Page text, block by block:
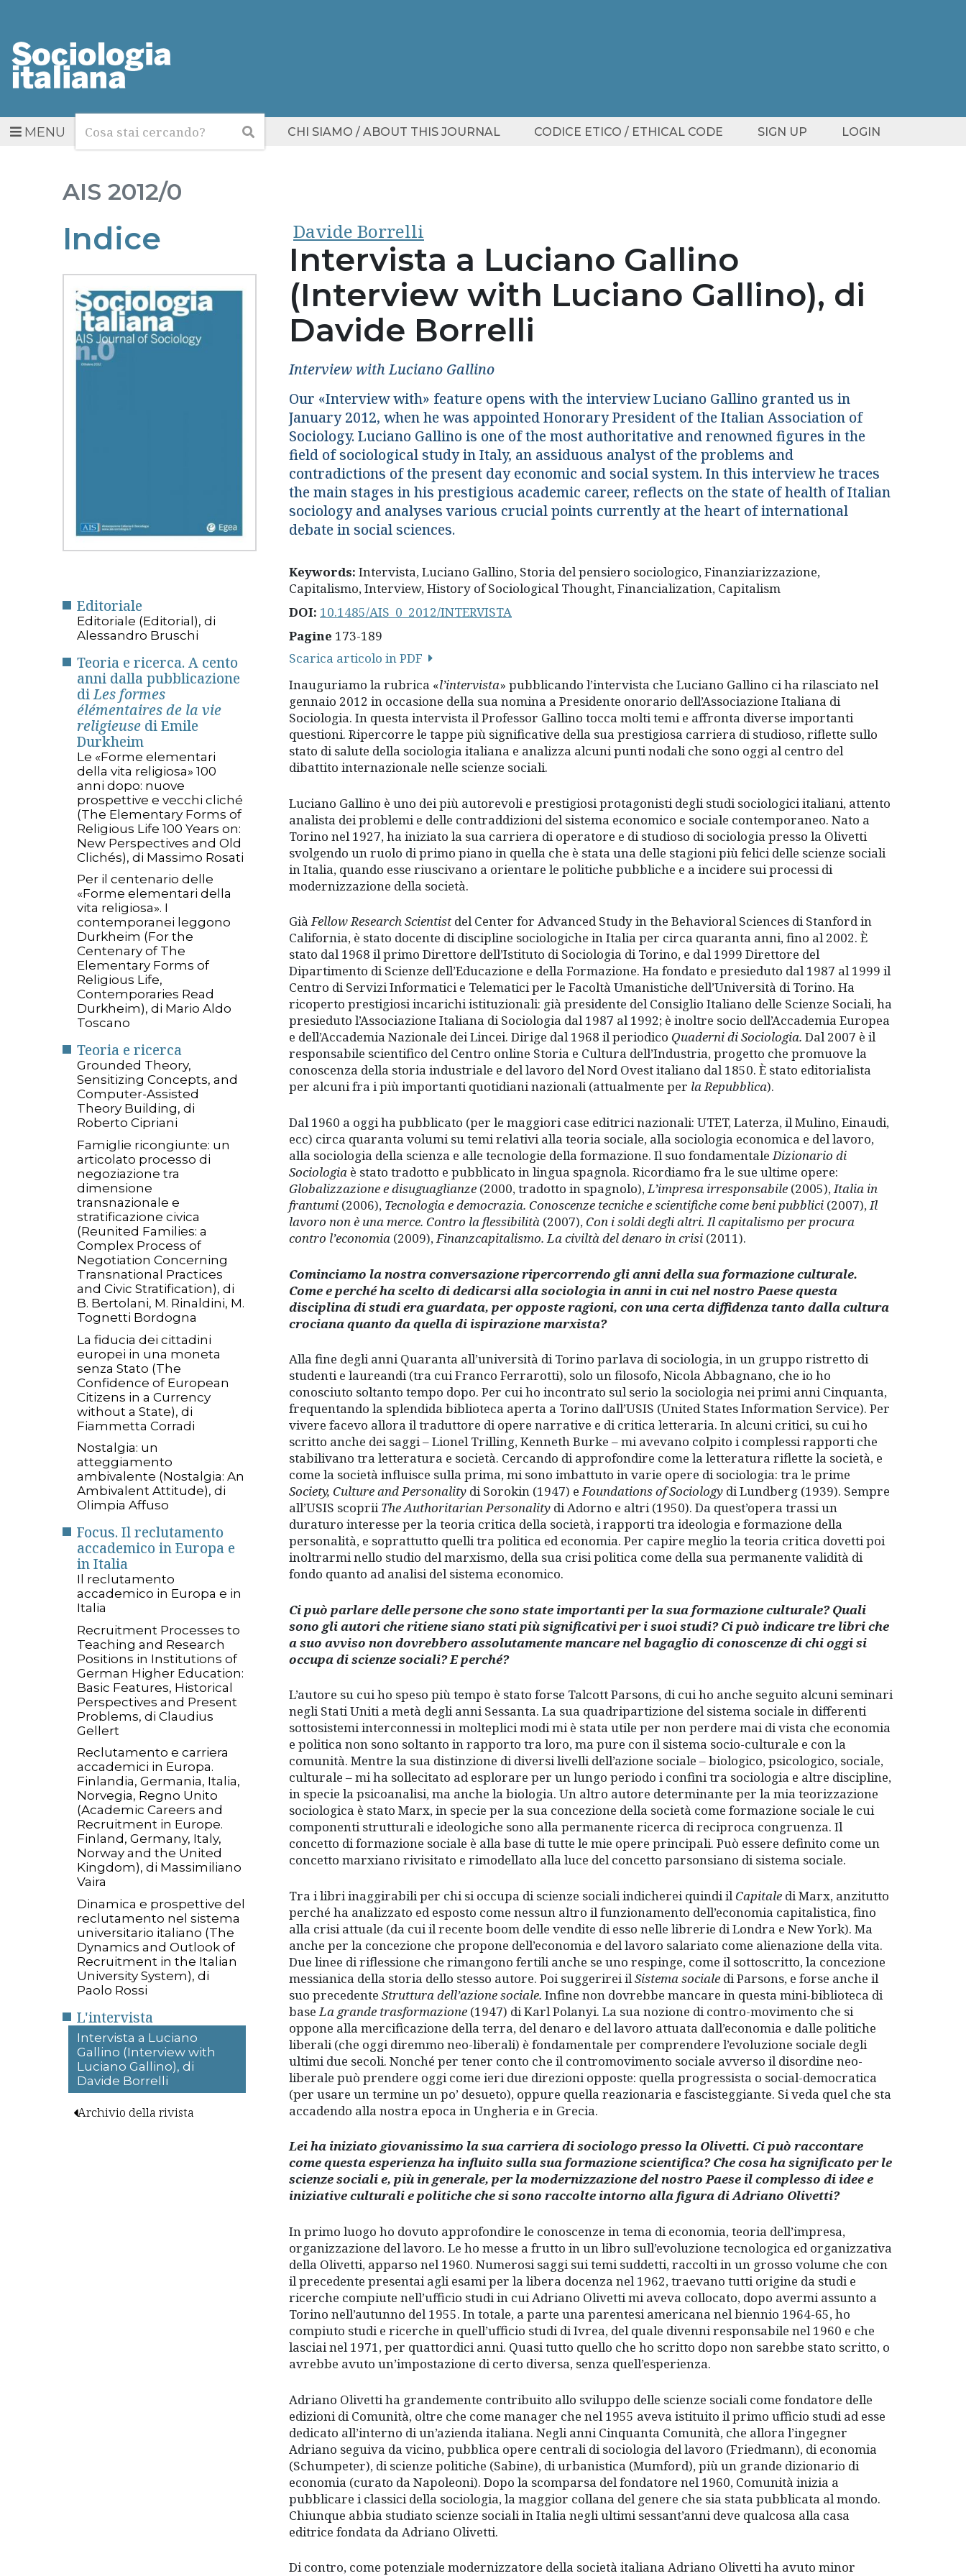
MENUCerca Cerca CHI SIAMO / ABOUT THIS JOURNAL CODICE ETICO / ETHICAL CODE SIGN UP LOGIN
AIS 2012/0
Indice
Editoriale
Editoriale (Editorial), di
Alessandro Bruschi
Teoria e ricerca. A cento
anni dalla pubblicazione
diLes formes
élémentaires de la vie
religieuse di Emile
Durkheim
Le «Forme elementari
della vita religiosa» 100
anni dopo: nuove
prospettive e vecchi cliché
(The Elementary Forms of
Religious Life 100 Years on:
New Perspectives and Old
Clichés), di Massimo Rosati
Per il centenario delle
«Forme elementari della
vita religiosa». I
contemporanei leggono
Durkheim (For the
Centenary of The
Elementary Forms of
Religious Life,
Contemporaries Read
Durkheim), di Mario Aldo
Toscano
Teoria e ricerca
Grounded Theory,
Sensitizing Concepts, and
Computer-Assisted
Theory Building, di
Roberto Cipriani
Famiglie ricongiunte: un
articolato processo di
negoziazione tra
dimensione
transnazionale e
stratificazione civica
(Reunited Families: a
Complex Process of
Negotiation Concerning
Transnational Practices
and Civic Stratification), di
B. Bertolani, M. Rinaldini, M.
Tognetti Bordogna
La fiducia dei cittadini
europei in una moneta
senza Stato (The
Confidence of European
Citizens in a Currency
without a State), di
Fiammetta Corradi
Nostalgia: un
atteggiamento
ambivalente (Nostalgia: An
Ambivalent Attitude), di
Olimpia Affuso
Focus. Il reclutamento
accademico in Europa e
in Italia
Il reclutamento
accademico in Europa e in
Italia
Recruitment Processes to
Teaching and Research
Positions in Institutions of
German Higher Education:
Basic Features, Historical
Perspectives and Present
Problems, di Claudius
Gellert
Reclutamento e carriera
accademici in Europa.
Finlandia, Germania, Italia,
Norvegia, Regno Unito
(Academic Careers and
Recruitment in Europe.
Finland, Germany, Italy,
Norway and the United
Kingdom), di Massimiliano
Vaira
Dinamica e prospettive del
reclutamento nel sistema
universitario italiano (The
Dynamics and Outlook of
Recruitment in the Italian
University System), di
Paolo Rossi
L'intervista
Intervista a Luciano
Gallino (Interview with
Luciano Gallino), di
Davide Borrelli
Archivio della rivista
Davide Borrelli
Intervista a Luciano Gallino
(Interview with Luciano Gallino), di
Davide Borrelli
Interview with Luciano Gallino
Our «Interview with» feature opens with the interview Luciano Gallino granted us in
January 2012, when he was appointed Honorary President of the Italian Association of
Sociology. Luciano Gallino is one of the most authoritative and renowned figures in the
field of sociological study in Italy, an assiduous analyst of the problems and
contradictions of the present day economic and social system. In this interview he traces
the main stages in his prestigious academic career, reflects on the state of health of Italian
sociology and analyses various crucial points currently at the heart of international
debate in social sciences.
Keywords: Intervista, Luciano Gallino, Storia del pensiero sociologico, Finanziarizzazione,
Capitalismo, Interview, History of Sociological Thought, Financialization, Capitalism
DOI: 10.1485/AIS_0_2012/INTERVISTA
Pagine 173-189
Scarica articolo in PDF
Inauguriamo la rubrica «l’intervista» pubblicando l’intervista che Luciano Gallino ci ha rilasciato nel
gennaio 2012 in occasione della sua nomina a Presidente onorario dell’Associazione Italiana di
Sociologia. In questa intervista il Professor Gallino tocca molti temi e affronta diverse importanti
questioni. Ripercorre le tappe più significative della sua prestigiosa carriera di studioso, riflette sullo
stato di salute della sociologia italiana e analizza alcuni punti nodali che sono oggi al centro del
dibattito internazionale nelle scienze sociali.
Luciano Gallino è uno dei più autorevoli e prestigiosi protagonisti degli studi sociologici italiani, attento
analista dei problemi e delle contraddizioni del sistema economico e sociale contemporaneo. Nato a
Torino nel 1927, ha iniziato la sua carriera di operatore e di studioso di sociologia presso la Olivetti
svolgendo un ruolo di primo piano in quella che è stata una delle stagioni più felici delle scienze sociali
in Italia, quando esse riuscivano a orientare le politiche pubbliche e a incidere sui processi di
modernizzazione della società.
GiàFellow Research Scientistdel Center for Advanced Study in the Behavioral Sciences di Stanford in
California, è stato docente di discipline sociologiche in Italia per circa quaranta anni, fino al 2002. È
stato dal 1968 il primo Direttore dell’Istituto di Sociologia di Torino, e dal 1999 Direttore del
Dipartimento di Scienze dell’Educazione e della Formazione. Ha fondato e presieduto dal 1987 al 1999 il
Centro di Servizi Informatici e Telematici per le Facoltà Umanistiche dell’Università di Torino. Ha
ricoperto prestigiosi incarichi istituzionali: già presidente del Consiglio Italiano delle Scienze Sociali, ha
presieduto l’Associazione Italiana di Sociologia dal 1987 al 1992; è inoltre socio dell’Accademia Europea
e dell’Accademia Nazionale dei Lincei. Dirige dal 1968 il periodico Quaderni di Sociologia. Dal 2007 è il
responsabile scientifico del Centro online Storia e Cultura dell’Industria, progetto che promuove la
conoscenza della storia industriale e del lavoro del Nord Ovest italiano dal 1850. È stato editorialista
per alcuni fra i più importanti quotidiani nazionali (attualmente per la Repubblica).
Dal 1960 a oggi ha pubblicato (per le maggiori case editrici nazionali: UTET, Laterza, il Mulino, Einaudi,
ecc) circa quaranta volumi su temi relativi alla teoria sociale, alla sociologia economica e del lavoro,
alla sociologia della scienza e alle tecnologie della formazione. Il suo fondamentaleDizionario di
Sociologia è stato tradotto e pubblicato in lingua spagnola. Ricordiamo fra le sue ultime opere:
Globalizzazione e disuguaglianze (2000, tradotto in spagnolo),L’impresa irresponsabile (2005),Italia in
frantumi (2006), Tecnologia e democrazia. Conoscenze tecniche e scientifiche come beni pubblici (2007),Il
lavoro non è una merce. Contro la flessibilità (2007), Con i soldi degli altri. Il capitalismo per procura
contro l’economia (2009),Finanzcapitalismo. La civiltà del denaro in crisi (2011).
Cominciamo la nostra conversazione ripercorrendo gli anni della sua formazione culturale.
Come e perché ha scelto di dedicarsi alla sociologia in anni in cui nel nostro Paese questa
disciplina di studi era guardata, per opposte ragioni, con una certa diffidenza tanto dalla cultura
crociana quanto da quella di ispirazione marxista?
Alla fine degli anni Quaranta all’università di Torino parlava di sociologia, in un gruppo ristretto di
studenti e laureandi (tra cui Franco Ferrarotti), solo un filosofo, Nicola Abbagnano, che io ho
conosciuto soltanto tempo dopo. Per cui ho incontrato sul serio la sociologia nei primi anni Cinquanta,
frequentando la splendida biblioteca aperta a Torino dall’USIS (United States Information Service). Per
vivere facevo allora il traduttore di opere narrative e di critica letteraria. In alcuni critici, su cui ho
scritto anche dei saggi – Lionel Trilling, Kenneth Burke – mi avevano colpito i complessi rapporti che
stabilivano tra letteratura e società. Cercando di approfondire come la letteratura riflette la società, e
come la società influisce sulla prima, mi sono imbattuto in varie opere di sociologia: tra le prime
Society, Culture and Personality di Sorokin (1947) eFoundations of Sociology di Lundberg (1939). Sempre
all’USIS scopriiThe Authoritarian Personality di Adorno e altri (1950). Da quest’opera trassi un
duraturo interesse per la teoria critica della società, i rapporti tra ideologia e formazione della
personalità, e soprattutto quelli tra politica ed economia. Per capire meglio la teoria critica dovetti poi
inoltrarmi nello studio del marxismo, della sua crisi politica come della sua permanente validità di
fondo quanto ad analisi del sistema economico.
Ci può parlare delle persone che sono state importanti per la sua formazione culturale? Quali
sono gli autori che ritiene siano stati più significativi per i suoi studi? Ci può indicare tre libri che
a suo avviso non dovrebbero assolutamente mancare nel bagaglio di conoscenze di chi oggi si
occupa di scienze sociali? E perché?
L’autore su cui ho speso più tempo è stato forse Talcott Parsons, di cui ho anche seguito alcuni seminari
negli Stati Uniti a metà degli anni Sessanta. La sua quadripartizione del sistema sociale in differenti
sottosistemi interconnessi in molteplici modi mi è stata utile per non perdere mai di vista che economia
e politica non sono soltanto in rapporto tra loro, ma pure con il sistema socio-culturale e con la
comunità. Mentre la sua distinzione di diversi livelli dell’azione sociale – biologico, psicologico, sociale,
culturale – mi ha sollecitato ad esplorare per un lungo periodo i confini tra sociologia e altre discipline,
in specie la psicoanalisi, ma anche la biologia. Un altro autore determinante per la mia teorizzazione
sociologica è stato Marx, in specie per la sua concezione della società come formazione sociale le cui
componenti strutturali e ideologiche sono alla permanente ricerca di reciproca congruenza. Il
concetto di formazione sociale è alla base di tutte le mie opere principali. Può essere definito come un
concetto marxiano rivisitato e rimodellato alla luce del concetto parsonsiano di sistema sociale.
Tra i libri inaggirabili per chi si occupa di scienze sociali indicherei quindi ilCapitale di Marx, anzitutto
perché ha analizzato ed esposto come nessun altro il funzionamento dell’economia capitalistica, fino
alla crisi attuale (da cui il recente boom delle vendite di esso nelle librerie di Londra e New York). Ma
anche per la concezione che propone dell’economia e del lavoro salariato come alienazione della vita.
Due linee di riflessione che rimangono fertili anche se uno respinge, come il sottoscritto, la concezione
messianica della storia dello stesso autore. Poi suggerirei ilSistema sociale di Parsons, e forse anche il
suo precedente Struttura dell’azione sociale. Infine non dovrebbe mancare in questa mini-biblioteca di
baseLa grande trasformazione (1947) di Karl Polanyi. La sua nozione di contro-movimento che si
oppone alla mercificazione della terra, del denaro e del lavoro attuata dall’economia e dalle politiche
liberali (che oggi diremmo neo-liberali) è fondamentale per comprendere l’evoluzione sociale degli
ultimi due secoli. Nonché per tener conto che il contromovimento sociale avverso il disordine neo-
liberale può prendere oggi come ieri due direzioni opposte: quella progressista o social-democratica
(per usare un termine un po’ desueto), oppure quella reazionaria e fascisteggiante. Si veda quel che sta
accadendo alla nostra epoca in Ungheria e in Grecia.
Lei ha iniziato giovanissimo la sua carriera di sociologo presso la Olivetti. Ci può raccontare
come questa esperienza ha influito sulla sua formazione scientifica? Che cosa ha significato per le
scienze sociali e, più in generale, per la modernizzazione del nostro Paese il complesso di idee e
iniziative culturali e politiche che si sono raccolte intorno alla figura di Adriano Olivetti?
In primo luogo ho dovuto approfondire le conoscenze in tema di economia, teoria dell’impresa,
organizzazione del lavoro. Le ho messe a frutto in un libro sull’evoluzione tecnologica ed organizzativa
della Olivetti, apparso nel 1960. Numerosi saggi sui temi suddetti, raccolti in un grosso volume che con
il precedente presentai agli esami per la libera docenza nel 1962, traevano tutti origine da studi e
ricerche compiute nell’ufficio studi in cui Adriano Olivetti mi aveva collocato, dopo avermi assunto a
Torino nell’autunno del 1955. In totale, a parte una parentesi americana nel biennio 1964-65, ho
compiuto studi e ricerche in quell’ufficio studi di Ivrea, del quale divenni responsabile nel 1960 e che
lasciai nel 1971, per quattordici anni. Quasi tutto quello che ho scritto dopo non sarebbe stato scritto, o
avrebbe avuto un’impostazione di certo diversa, senza quell’esperienza.
Adriano Olivetti ha grandemente contribuito allo sviluppo delle scienze sociali come fondatore delle
edizioni di Comunità, oltre che come manager che nel 1955 aveva istituito il primo ufficio studi ad esse
dedicato all’interno di un’azienda italiana. Negli anni Cinquanta Comunità, che allora l’ingegner
Adriano seguiva da vicino, pubblica opere centrali di sociologia del lavoro (Friedmann), di economia
(Schumpeter), di scienze politiche (Sabine), di urbanistica (Mumford), più un grande dizionario di
economia (curato da Napoleoni). Dopo la scomparsa del fondatore nel 1960, Comunità inizia a
pubblicare i classici della sociologia, la maggior collana del genere che sia stata pubblicata al mondo.
Chiunque abbia studiato scienze sociali in Italia negli ultimi sessant’anni deve qualcosa alla casa
editrice fondata da Adriano Olivetti.
Di contro, come potenziale modernizzatore della società italiana Adriano Olivetti ha avuto minor